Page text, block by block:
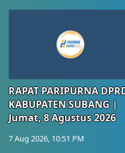
RAPAT PARIPURNA
KABUPATEN SUBANG |
Jumat, 8 Agustus 2026
7 Aug 2026, 10:51 PM